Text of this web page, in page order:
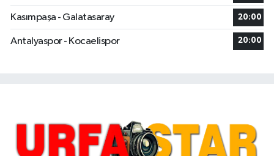
Kasımpaşa - Galatasaray 20:00
Antalyaspor - Kocaelispor 20:00